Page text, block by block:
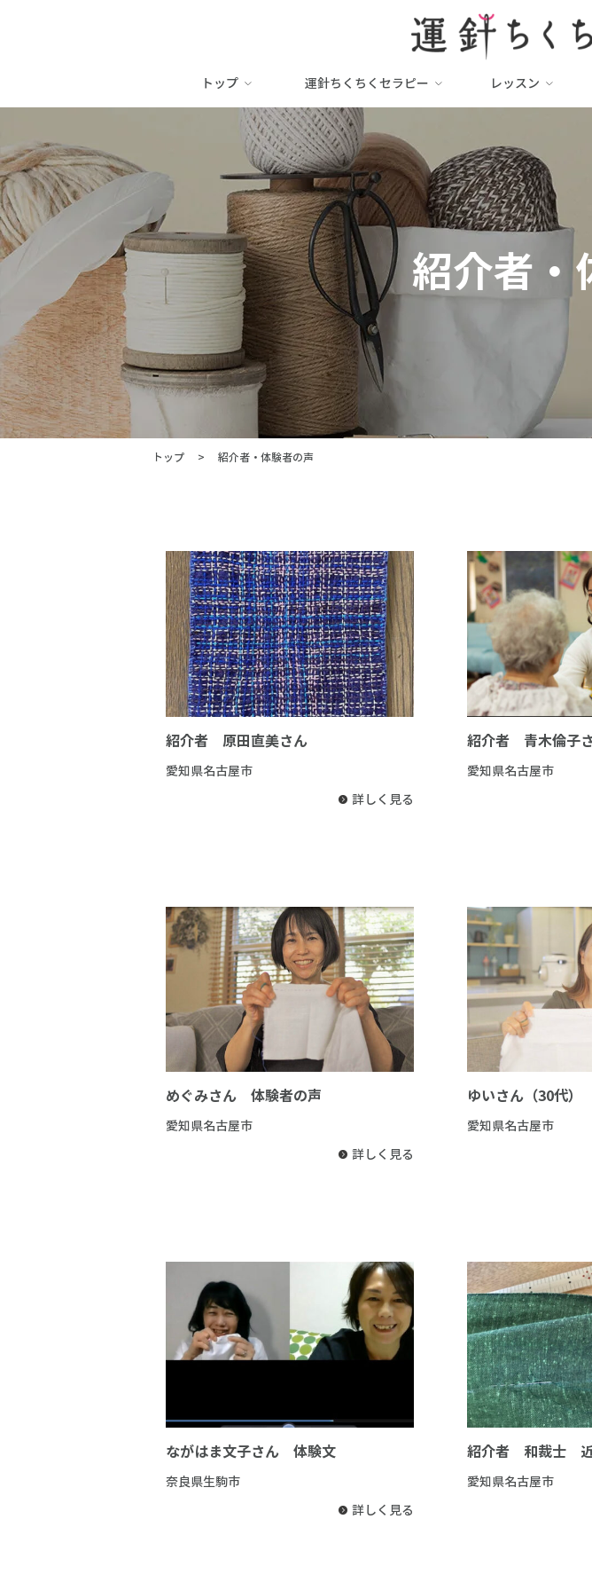
トップ 運針ちくちくセラピー レッスン
紹介者・
トップ 紹介者・体験者の声
紹介者 原田直美さん
愛知県名古屋市
詳しく見る
紹介者 青木倫子
愛知県名古屋市
めぐみさん 体験者の声
愛知県名古屋市
詳しく見る
ゆいさん（30代
愛知県名古屋市
ながはま文子さん 体験文
奈良県生駒市
詳しく見る
紹介者 和裁士 近
愛知県名古屋市